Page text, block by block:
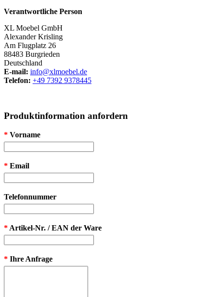
Verantwortliche Person
XL Moebel GmbH
Alexander Krisling
Am Flugplatz 26
88483 Burgrieden
Deutschland
E-mail: info@xlmoebel.de
Telefon: +49 7392 9378445
Produktinformation anfordern
* Vorname
* Email
Telefonnummer
* Artikel-Nr. / EAN der Ware
* Ihre Anfrage